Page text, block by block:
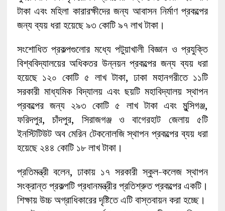
টাকা এবং মহিলা কারারক্ষীদের জন্য আবাসন নির্মাণ প্রকল্পের
জন্য ব্যয় ধরা হয়েছে ৯৩ কোটি ৯৭ লাখ টাকা।
সংশোধিত প্রকল্পগুলোর মধ্যে পটুয়াখালী বিজ্ঞান ও প্রযুক্তি
বিশ্ববিদ্যালয়ের অধিকতর উন্নয়ন প্রকল্পের জন্য ব্যয় ধরা
হয়েছে ১২০ কোটি ৫ লাখ টাকা, ঢাকা মহানগরীতে ১১টি
সরকারী মাধ্যমিক বিদ্যালয় এবং ছয়টি মহাবিদ্যালয় স্থাপন
প্রকল্পের জন্য ২৯৩ কোটি ৫ লাখ টাকা এবং মুন্সিগঞ্জ,
ফরিদপুর, চাঁদপুর, সিরাজগঞ্জ ও বাগেরহাট জেলায় ৫টি
ইনস্টিটিউট অব মেরিন টেকনোলজি স্থাপন প্রকল্পের ব্যয় ধরা
হয়েছে ২৪৪ কোটি ১৮ লাখ টাকা।
প্রতিমন্ত্রী বলেন, ঢাকায় ১৭ সরকারী স্কুল-কলেজ স্থাপন
সংক্রান্ত প্রকল্পটি প্রধানমন্ত্রীর প্রতিশ্রুত প্রকল্পের একটি।
শিক্ষায় উচ্চ অগ্রাধিকারের দৃষ্টিতে এটি বাস্তবায়ন করা হচ্ছে।